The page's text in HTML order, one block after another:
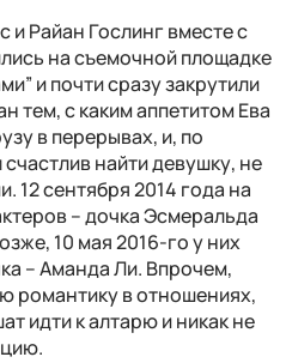
Райан Гослинг вместе с
на съемочной площадке
и почти сразу закрутили
тем, с каким аппетитом Ева
в перерывах, и, по
найти девушку, не
12 сентября 2014 года на
– дочка Эсмеральда
10 мая 2016-го у них
– Аманда Ли. Впрочем,
романтику в отношениях,
идти к алтарю и никак не